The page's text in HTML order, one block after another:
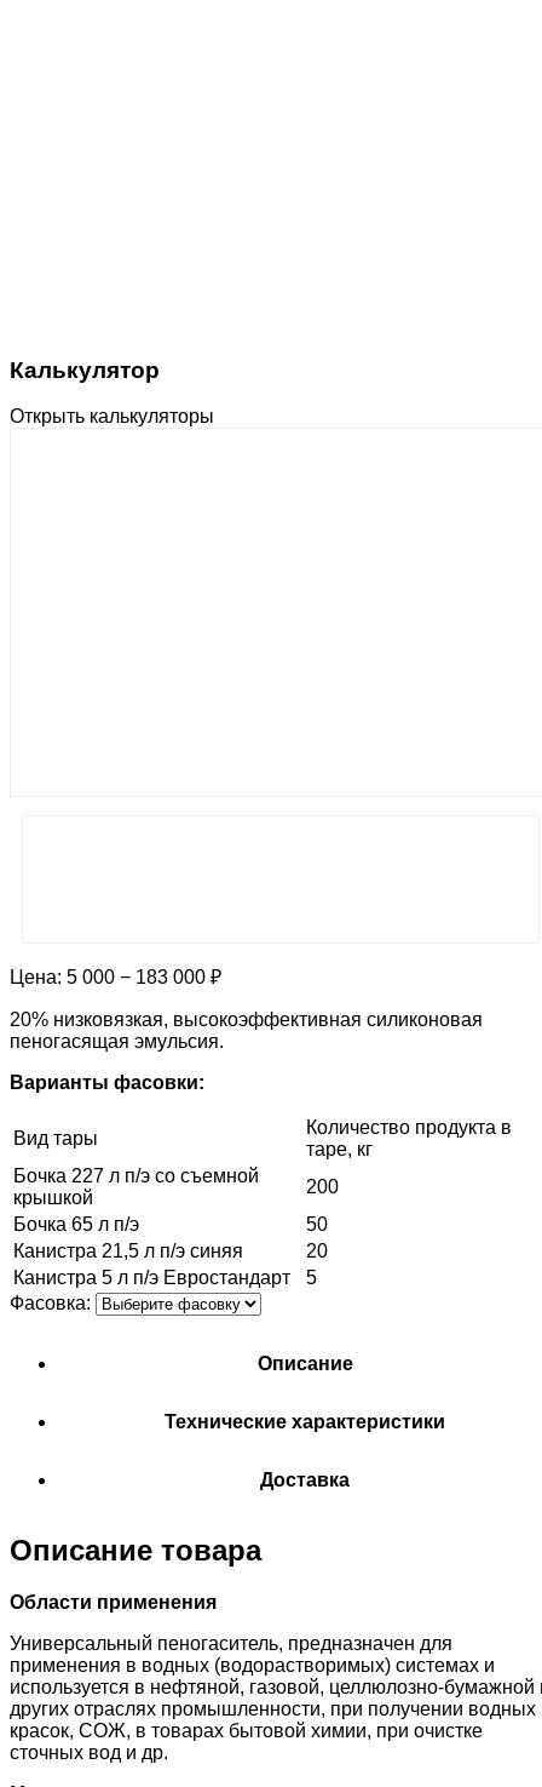
Калькулятор
Открыть калькуляторы
Цена: 5 000 − 183 000 ₽
20% низковязкая, высокоэффективная силиконовая
пеногасящая эмульсия.
Варианты фасовки:
Вид тары
Количество продукта в
таре, кг
Бочка 227 л п/э со съемной
крышкой
200
Бочка 65 л п/э
50
Канистра 21,5 л п/э синяя
20
Канистра 5 л п/э Евростандарт
5
Фасовка:
Описание
Технические характеристики
Доставка
Описание товара
Области применения
Универсальный пеногаситель, предназначен для
применения в водных (водорастворимых) системах и
используется в нефтяной, газовой, целлюлозно-бумажной
других отраслях промышленности, при получении водных
красок, СОЖ, в товарах бытовой химии, при очистке
сточных вод и др.